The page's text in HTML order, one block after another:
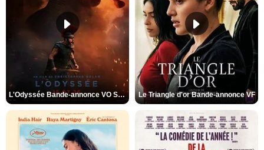
L'Odyssée Bande-annonce VO STFR Le Triangle d'or Bande-annonce VF